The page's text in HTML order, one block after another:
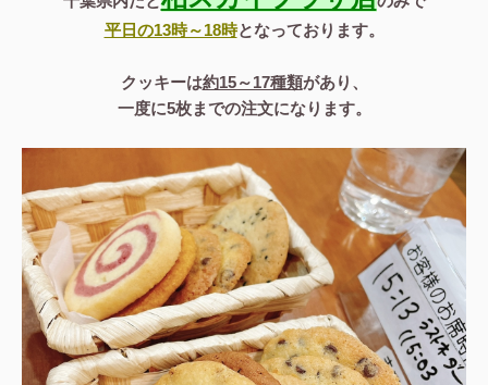
平日の13時～18時となっております。
クッキーは約15～17種類があり、
一度に5枚までの注文になります。